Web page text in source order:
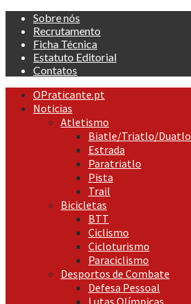
Skip
content
Sobre nós
Recrutamento
Ficha Técnica
Estatuto Editorial
Contatos
Primary
Menu
OPraticante.pt
Noticias
Atletismo
Biatle/Triatlo/Duatlo
Estrada
Paratriatlo
Pista
Trail
Bicicletas
BTT
Ciclismo
Cicloturismo
Paraciclismo
Desportos de Combate
Defesa Pessoal
Lutas Olímpicas